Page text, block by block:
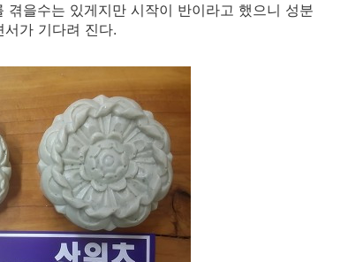
을수는 있게지만 시작이 반이라고 했으니 성분
서가 기다려 진다.